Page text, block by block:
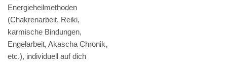
Energieheilmethoden
(Chakrenarbeit, Reiki,
karmische Bindungen,
Engelarbeit, Akascha Chronik,
etc.), individuell auf dich